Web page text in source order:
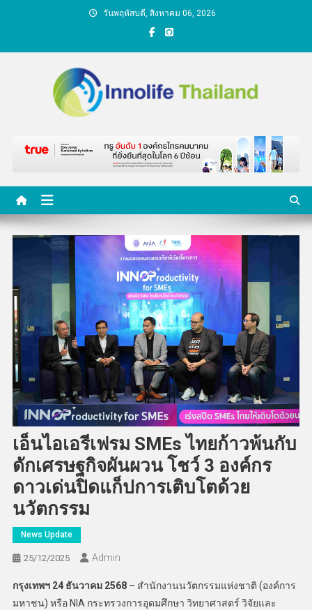
วันพฤหัสบดี, สิงหาคม 06, 2026
คนกับความคิด ชีวิตกับ
นวัตกรรม
เอ็นไอเอรีเฟรม SMEs ไทยก้าวพ้นกับ
ดักเศรษฐกิจผันผวน โชว์ 3 องค์กร
ดาวเด่นปิดแก็ปการเติบโตด้วย
นวัตกรรม
News Update
25/12/2025 Admin
กรุงเทพฯ 24 ธันวาคม 2568– สำนักงานนวัตกรรมแห่งชาติ (องค์การ
มหาชน) หรือ NIA กระทรวงการอุดมศึกษา วิทยาศาสตร์ วิจัยและ